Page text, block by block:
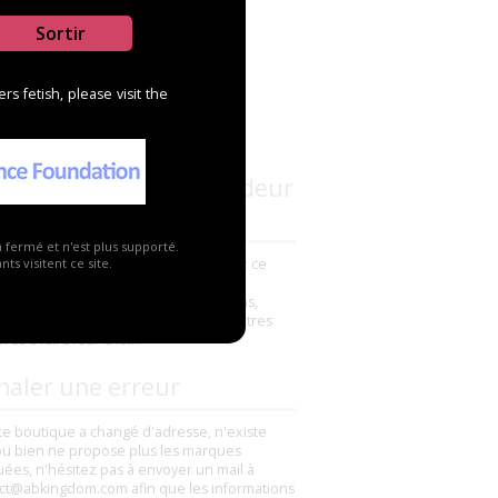
Sortir
fetish, please visit the
fermé et n'est plus supporté.
visitent ce site.
connaissez ce revendeur
déjà commandé un produit chez ce
pour partager vos impressions,
ou mauvaises, elles aideront les autres
à faire leur choix.
boutique a changé d'adresse, n'existe
bien ne propose plus les marques
n'hésitez pas à envoyer un mail à
afin que les informations